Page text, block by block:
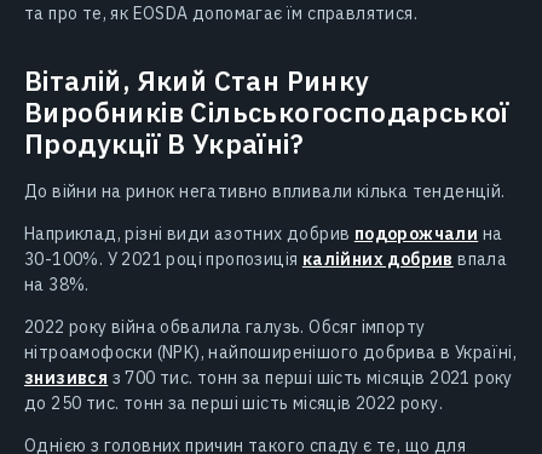
та про те, як EOSDA допомагає їм справлятися.
Віталій, Який Стан Ринку
Виробників Сільськогосподарської
Продукції В Україні?
До війни на ринок негативно впливали кілька тенденцій.
Наприклад, різні види азотних добрив подорожчали на
30-100%. У 2021 році пропозиція калійних добрив впала
на 38%.
2022 року війна обвалила галузь. Обсяг імпорту
нітроамофоски (NPK), найпоширенішого добрива в Україні,
знизився з 700 тис. тонн за перші шість місяців 2021 року
до 250 тис. тонн за перші шість місяців 2022 року.
Однією з головних причин такого спаду є те, що для